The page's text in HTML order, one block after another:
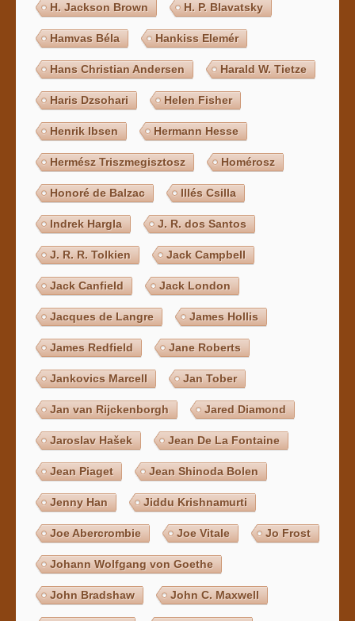
H. Jackson Brown H. P. Blavatsky
Hamvas Béla Hankiss Elemér
Hans Christian Andersen Harald W. Tietze
Haris Dzsohari Helen Fisher
Henrik Ibsen Hermann Hesse
Hermész Triszmegisztosz Homérosz
Honoré de Balzac Illés Csilla
Indrek Hargla J. R. dos Santos
J. R. R. Tolkien Jack Campbell
Jack Canfield Jack London
Jacques de Langre James Hollis
James Redfield Jane Roberts
Jankovics Marcell Jan Tober
Jan van Rijckenborgh Jared Diamond
Jaroslav Hašek Jean De La Fontaine
Jean Piaget Jean Shinoda Bolen
Jenny Han Jiddu Krishnamurti
Joe Abercrombie Joe Vitale Jo Frost
Johann Wolfgang von Goethe
John Bradshaw John C. Maxwell